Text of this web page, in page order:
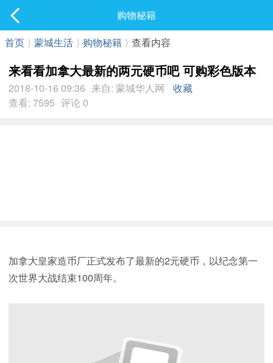
最新发表
购物秘籍
首页 ⟩ 蒙城生活 ⟩ 购物秘籍 ⟩ 查看内容
来看看加拿大最新的两元硬币吧 可购彩色版本
2018-10-16 09:36 来自: 蒙城华人网
收藏
查看: 7595 评论 0
加拿大皇家造币厂正式发布了最新的2元硬币，以纪念第一
次世界大战结束100周年。